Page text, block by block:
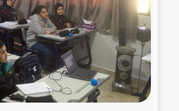
ングローブ植林活動
ア難民への食糧・越冬支援
における緊急支援